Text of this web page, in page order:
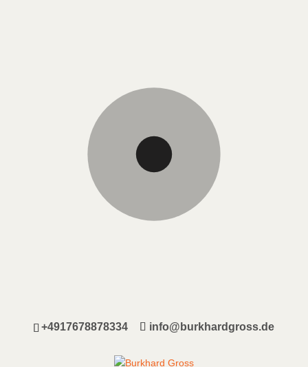
+4917678878334 info@burkhardgross.de